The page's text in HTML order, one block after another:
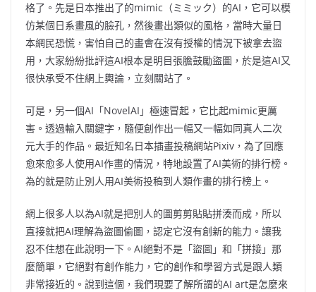
格了。先是日本推出了的mimic（ミミック）的AI，它可以模
仿某個日系畫風的臉孔，然後畫出類似的風格，當時大量日
本網民恐慌，害怕自己的畫會在沒有授權的情況下被拿去盜
用，大家紛紛批評這AI根本是明目張膽鼓勵盜圖，於是這AI又
很快承受不住網上輿論，立刻關站了。
可是，另一個AI「NovelAI」極速冒起，它比起mimic更厲
害。透過輸入關鍵字，隨便創作出一幅又一幅如同真人二次
元大手的作品。最近知名日本插畫投稿網站Pixiv，為了回應
愈來愈多人使用AI作畫的情況，特地設置了AI美術的排行榜。
為的就是防止別人用AI美術投稿到人類作畫的排行榜上。
網上很多人以為AI就是把別人的圖剪剪貼貼拼湊而成，所以
直接就把AI理解為盜圖偷圖，認定它沒有創新的能力。讓我
忍不住想在此說明一下。AI絕對不是「盜圖」和「拼接」那
麼簡單，它絕對有創作能力，它的創作和學習方式是跟人類
非常接近的。說到這個，我們現要了解所謂的AI art是怎麼來